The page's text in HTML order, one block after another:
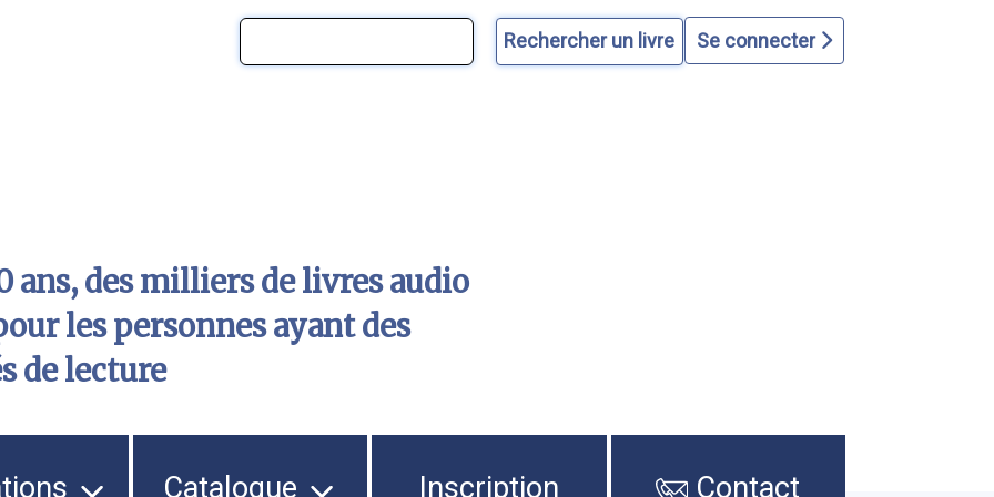
Se connecter
ans, des milliers de livres audio
les personnes ayant des
de lecture
Catalogue Inscription Contact